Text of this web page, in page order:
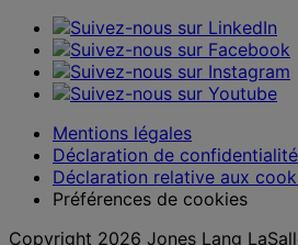
Mentions légales
Déclaration de confidentialité
Déclaration relative aux
Préférences de cookies
Copyright 2026 Jones Lang